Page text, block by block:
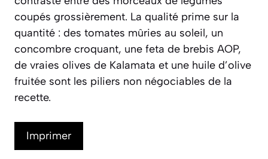
coupés grossièrement. La qualité prime sur la
quantité : des tomates mûries au soleil, un
concombre croquant, une feta de brebis AOP,
de vraies olives de Kalamata et une huile d’olive
fruitée sont les piliers non négociables de la
recette.
Imprimer